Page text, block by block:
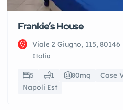
Frankie’s House
Viale 2 Giugno, 115,
Italia
5 1 80mq
Case
Napoli Est